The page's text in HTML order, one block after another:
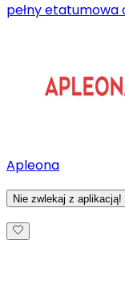
pełny etatumowa
Apleona
Nie zwlekaj z aplikacją!